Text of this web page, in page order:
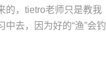
的，tietro老师只是教我
去，因为好的“渔”会钓